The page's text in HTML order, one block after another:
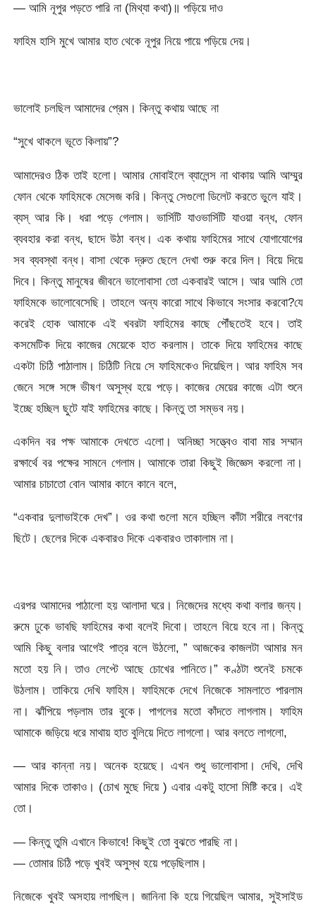
— আমি নূপুর পড়তে পারি না (মিথ্যা কথা)॥ পড়িয়ে দাও
ফাহিম হাসি মুখে আমার হাত থেকে নূপুর নিয়ে পায়ে পড়িয়ে দেয়।
ভালোই চলছিল আমাদের প্রেম। কিন্তু কথায় আছে না
“সুখে থাকলে ভূতে কিলায়”?
আমাদেরও ঠিক তাই হলো। আমার মোবাইলে ব্যালেন্স না থাকায় আমি আম্মুর
ফোন থেকে ফাহিমকে মেসেজ করি। কিন্তু সেগুলো ডিলেট করতে ভুলে যাই।
ব্যস্ আর কি। ধরা পড়ে গেলাম। ভার্সিটি যাওভার্সিটি যাওয়া বন্ধ, ফোন
ব্যবহার করা বন্ধ, ছাদে উঠা বন্ধ। এক কথায় ফাহিমের সাথে যোগাযোগের
সব ব্যবস্থা বন্ধ। বাসা থেকে দ্রুত ছেলে দেখা শুরু করে দিল। বিয়ে দিয়ে
দিবে। কিন্তু মানুষের জীবনে ভালোবাসা তো একবারই আসে। আর আমি তো
ফাহিমকে ভালোবেসেছি। তাহলে অন্য কারো সাথে কিভাবে সংসার করবো?যে
করেই হোক আমাকে এই খবরটা ফাহিমের কাছে পৌঁছতেই হবে। তাই
কসমেটিক দিয়ে কাজের মেয়েকে হাত করলাম। তাকে দিয়ে ফাহিমের কাছে
একটা চিঠি পাঠালাম। চিঠিটি নিয়ে সে ফাহিমকেও দিয়েছিল। আর ফাহিম সব
জেনে সঙ্গে সঙ্গে ভীষণ অসুস্থ হয়ে পড়ে। কাজের মেয়ের কাজে এটা শুনে
ইচ্ছে হচ্ছিল ছুটে যাই ফাহিমের কাছে। কিন্তু তা সম্ভব নয়।
একদিন বর পক্ষ আমাকে দেখতে এলো। অনিচ্ছা সত্ত্বেও বাবা মার সম্মান
রক্ষার্থে বর পক্ষের সামনে গেলাম। আমাকে তারা কিছুই জিজ্ঞেস করলো না।
আমার চাচাতো বোন আমার কানে কানে বলে,
“একবার দুলাভাইকে দেখ”। ওর কথা গুলো মনে হচ্ছিল কাঁটা শরীরে লবণের
ছিটে। ছেলের দিকে একবারও দিকে একবারও তাকালাম না।
এরপর আমাদের পাঠালো হয় আলাদা ঘরে। নিজেদের মধ্যে কথা বলার জন্য।
রুমে ঢুকে ভাবছি ফাহিমের কথা বলেই দিবো। তাহলে বিয়ে হবে না। কিন্তু
আমি কিছু বলার আগেই পাত্র বলে উঠলো, ” আজকের কাজলটা আমার মন
মতো হয় নি। তাও লেপ্টে আছে চোখের পানিতে।” কণ্ঠটা শুনেই চমকে
উঠলাম। তাকিয়ে দেখি ফাহিম। ফাহিমকে দেখে নিজেকে সামলাতে পারলাম
না। ঝাঁপিয়ে পড়লাম তার বুকে। পাগলের মতো কাঁদতে লাগলাম। ফাহিম
আমাকে জড়িয়ে ধরে মাথায় হাত বুলিয়ে দিতে লাগলো। আর বলতে লাগলো,
— আর কান্না নয়। অনেক হয়েছে। এখন শুধু ভালোবাসা। দেখি, দেখি
আমার দিকে তাকাও। (চোখ মুছে দিয়ে ) এবার একটু হাসো মিষ্টি করে। এই
তো।
— কিন্তু তুমি এখানে কিভাবে! কিছুই তো বুঝতে পারছি না।
— তোমার চিঠি পড়ে খুবই অসুস্থ হয়ে পড়েছিলাম।
নিজেকে খুবই অসহায় লাগছিল। জানিনা কি হয়ে গিয়েছিল আমার, সুইসাইড